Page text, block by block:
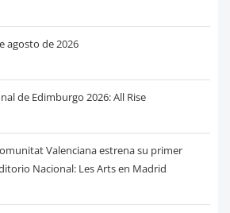
agosto de 2026
de Edimburgo 2026: All Rise
Valenciana estrena su primer
Nacional: Les Arts en Madrid